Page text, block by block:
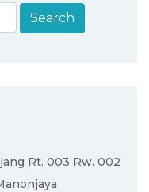
Rt. 003 Rw. 002